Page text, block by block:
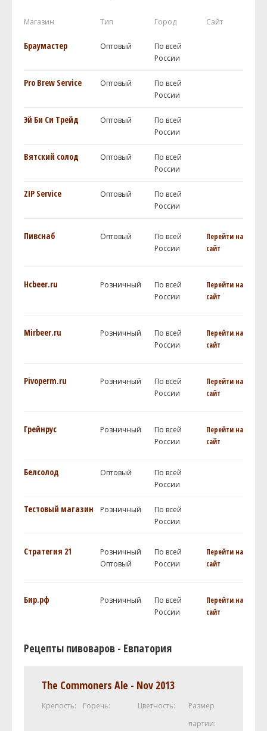
Магазин Тип Город Сайт
Браумастер Оптовый
По всей
России
Pro Brew Service Оптовый
По всей
России
Эй Би Си Трейд Оптовый
По всей
России
Вятский солод Оптовый
По всей
России
ZIP Service Оптовый
По всей
России
Пивснаб Оптовый
По всей
России
Перейти на
сайт
Hcbeer.ru Розничный
По всей
России
Перейти на
сайт
Mirbeer.ru Розничный
По всей
России
Перейти на
сайт
Pivoperm.ru Розничный
По всей
России
Перейти на
сайт
Грейнрус Розничный
По всей
России
Перейти на
сайт
Белсолод Оптовый
По всей
России
Тестовый магазин Розничный
По всей
России
Стратегия 21
Розничный
Оптовый
По всей
России
Перейти на
сайт
Бир.рф Розничный
По всей
России
Перейти на
сайт
Рецепты пивоваров - Евпатория
The Commoners Ale - Nov 2013
Крепость: Горечь: Цветность:
Размер
партии: